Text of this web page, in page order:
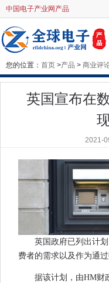
中国电子产业网产品
您的位置： 首页 >产品 > 商业评
英国宣布在
2021-
英国政府已列出计
费者的需求以及作为通
据该计划，由HM财